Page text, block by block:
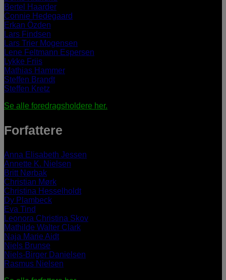
Bertel Haarder
Connie Hedegaard
Erkan Özden
Lars Findsen
Lars Trier Mogensen
Lene Feltmann Espersen
Lykke Friis
Mathias Hammer
Steffen Brandt
Steffen Kretz
Se alle foredragsholdere her.
Forfattere
Anna Elisabeth Jessen
Annette K. Nielsen
Britt Nørbak
Christian Mørk
Christina Hesselholdt
Dy Plambeck
Eva Tind
Leonora Christina Skov
Mathilde Walter Clark
Naja Marie Aidt
Niels Brunse
Niels-Birger Danielsen
Rasmus Nielsen